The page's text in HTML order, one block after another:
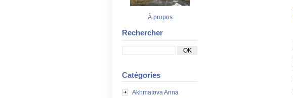
À propos
Rechercher
Catégories
Akhmatova Anna